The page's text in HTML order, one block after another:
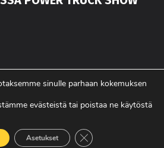
VAHVISTAMAAN MATEKON
sinulle parhaan kokemuksen
evästeistä tai poistaa ne käytöstä
Asetukset Sulje evästebanneri